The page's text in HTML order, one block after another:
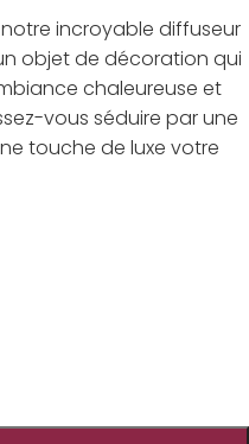
incroyable diffuseur
objet de décoration qui
chaleureuse et
vous séduire par une
touche de luxe votre